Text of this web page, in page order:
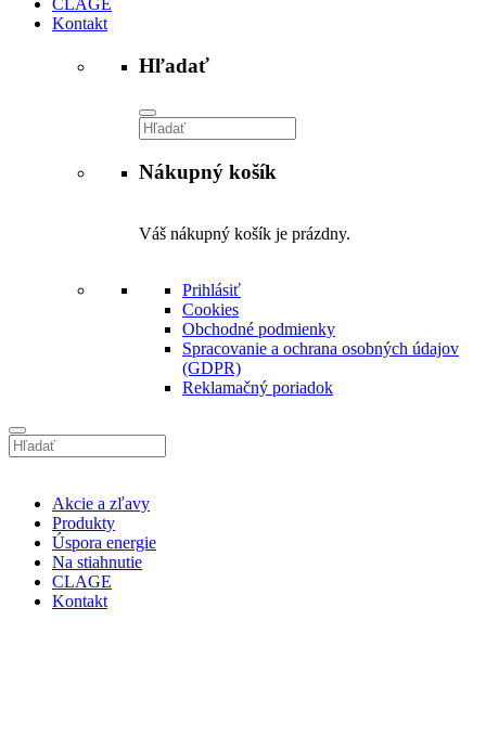
CLAGE
Kontakt
Hľadať
Vyhľadávanie
Nákupný košík
Váš nákupný košík je prázdny.
Prihlásiť
Cookies
Obchodné podmienky
Spracovanie a ochrana osobných údajov
(GDPR)
Reklamačný poriadok
Vyhľadávanie
Akcie a zľavy
Produkty
Úspora energie
Na stiahnutie
CLAGE
Kontakt